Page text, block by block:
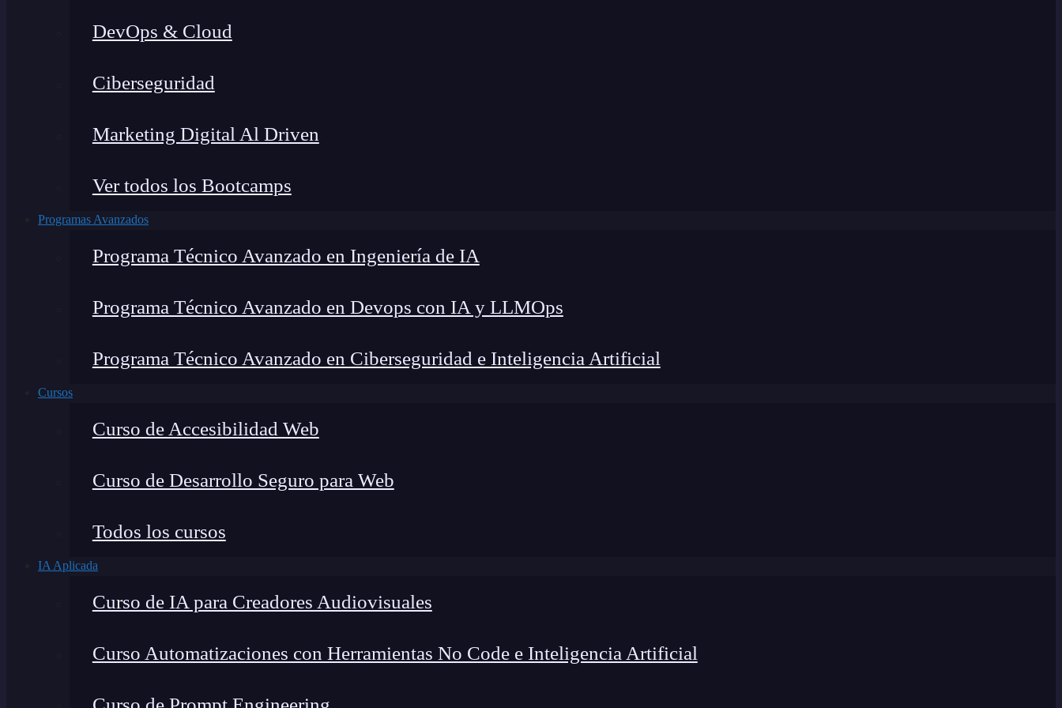
DevOps & Cloud
Ciberseguridad
Marketing Digital Al Driven
Ver todos los Bootcamps
Programas Avanzados
Programa Técnico Avanzado en Ingeniería de IA
Programa Técnico Avanzado en Devops con IA y LLMOps
Programa Técnico Avanzado en Ciberseguridad e Inteligencia Artificial
Cursos
Curso de Accesibilidad Web
Curso de Desarrollo Seguro para Web
Todos los cursos
IA Aplicada
Curso de IA para Creadores Audiovisuales
Curso Automatizaciones con Herramientas No Code e Inteligencia Artificial